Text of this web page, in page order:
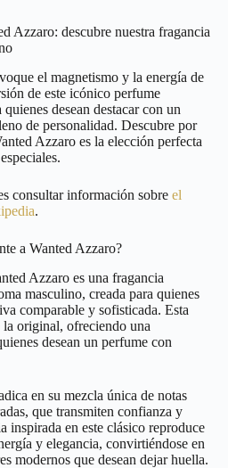
Azzaro: descubre nuestra fragancia
el magnetismo y la energía de
de este icónico perfume
desean destacar con un
de personalidad. Descubre por
Azzaro es la elección perfecta
consultar información sobre el
.
a Wanted Azzaro?
Azzaro es una fragancia
masculino, creada para quienes
comparable y sofisticada. Esta
la original, ofreciendo una
desean un perfume con
en su mezcla única de notas
que transmiten confianza y
inspirada en este clásico reproduce
y elegancia, convirtiéndose en
modernos que desean dejar huella.